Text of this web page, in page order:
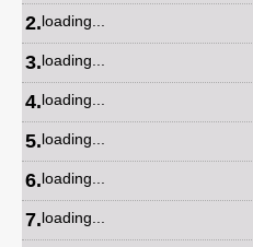
2.loading...
3.loading...
4.loading...
5.loading...
6.loading...
7.loading...